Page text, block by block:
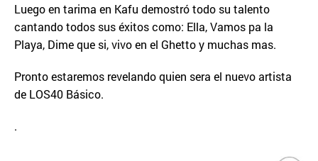
Luego en tarima en Kafu demostró todo su talento
cantando todos sus éxitos como: Ella, Vamos pa la
Playa, Dime que si, vivo en el Ghetto y muchas mas.
Pronto estaremos revelando quien sera el nuevo artista
de LOS40 Básico.
.